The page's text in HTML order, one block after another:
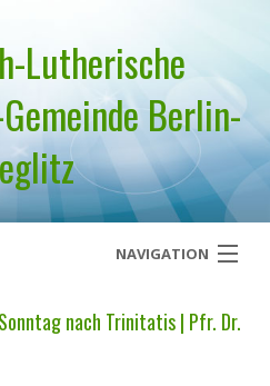
Lutherische
Berlin-
NAVIGATION
nach Trinitatis | Pfr. Dr.